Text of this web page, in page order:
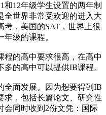
12年级学生设置的两年制
全世界非常受欢迎的进入大
考，美国的SAT，世界上很
级的课程。
的高中要求很高，在高中
的高中可以提供IB课程。
全面发展。因为想要得到IB
求，包括长篇论文、研究性
会同时收到2份文凭：国际